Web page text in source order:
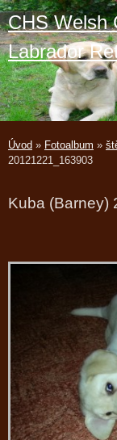
CHS Welsh
Labrador
Úvod » Fotoalbum »
20121221_163903
Kuba (Barney)